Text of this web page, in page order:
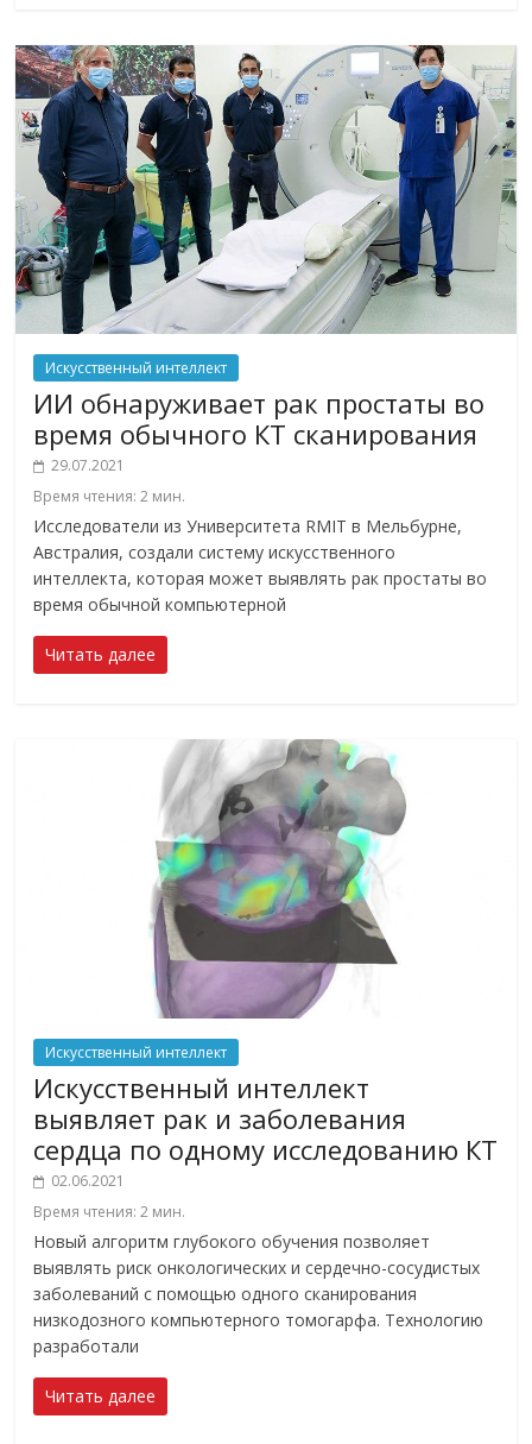
Искусственный интеллект
ИИ обнаруживает рак простаты во
время обычного КТ сканирования
29.07.2021
Время чтения:2 мин.
Исследователи из Университета RMIT в Мельбурне,
Австралия, создали систему искусственного
интеллекта, которая может выявлять рак простаты во
время обычной компьютерной
Читать далее
Искусственный интеллект
Искусственный интеллект
выявляет рак и заболевания
сердца по одному исследованию КТ
02.06.2021
Время чтения:2 мин.
Новый алгоритм глубокого обучения позволяет
выявлять риск онкологических и сердечно-сосудистых
заболеваний с помощью одного сканирования
низкодозного компьютерного томогарфа. Технологию
разработали
Читать далее